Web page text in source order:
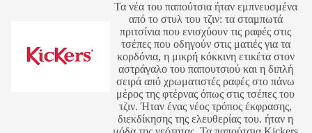
Τα νέα του παπούτσια ήταν εμπνευσμένα
από το στυλ του τζιν: τα σταμπωτά
πριτσίνια που ενισχύουν τις ραφές στις
τσέπες που οδηγούν στις ματιές για τα
κορδόνια, η μικρή κόκκινη ετικέτα στον
αστράγαλο του παπουτσιού και η διπλή
σειρά από χρωματιστές ραφές στο πάνω
μέρος της φτέρνας όπως στις τσέπες του
τζιν. Ήταν ένας νέος τρόπος έκφρασης,
διεκδίκησης της ελευθερίας του. ήταν η